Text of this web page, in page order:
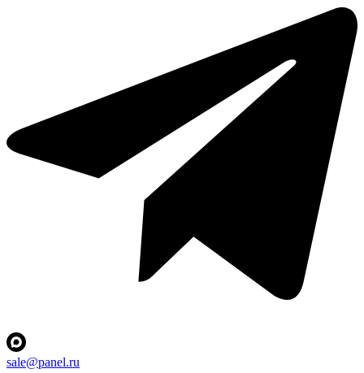
sale@panel.ru